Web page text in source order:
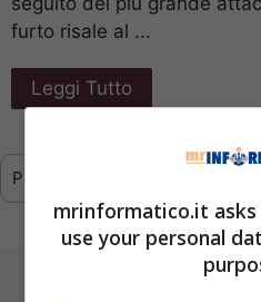
furto risale al ...
Leggi Tutto
Previous
mrinformatico.it
use your personal